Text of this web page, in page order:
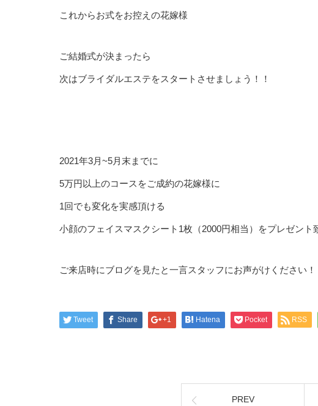
これからお式をお控えの花嫁様
ご結婚式が決まったら
次はブライダルエステをスタートさせましょう！！
2021年3月~5月末までに
5万円以上のコースをご成約の花嫁様に
1回でも変化を実感頂ける
小顔のフェイスマスクシート1枚（2000円相当）をプレゼント
ご来店時にブログを見たと一言スタッフにお声がけください！
Tweet Share +1 Hatena Pocket RSS
PREV